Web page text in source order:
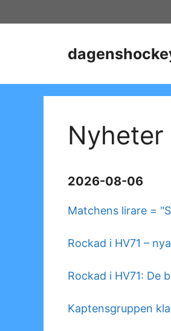
to
Nyheter
2026-08-06
Matchens lirare =
Rockad i HV71 –
Rockad i HV71: De
Kaptensgruppen